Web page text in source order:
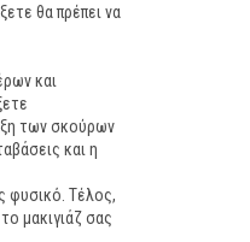
θα πρέπει να
και
των σκούρων
και η
φυσικό. Τέλος,
μακιγιάζ σας